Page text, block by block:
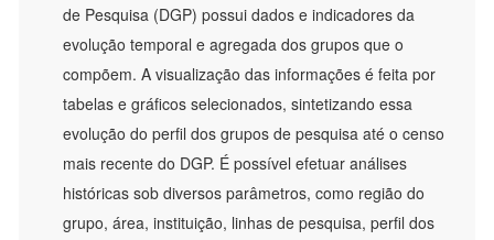
de Pesquisa (DGP) possui dados e indicadores da
evolução temporal e agregada dos grupos que o
compõem. A visualização das informações é feita por
tabelas e gráficos selecionados, sintetizando essa
evolução do perfil dos grupos de pesquisa até o censo
mais recente do DGP. É possível efetuar análises
históricas sob diversos parâmetros, como região do
grupo, área, instituição, linhas de pesquisa, perfil dos